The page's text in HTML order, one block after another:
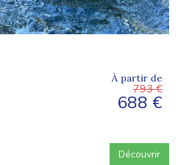
À partir de
793 €
688 €
Découvrir